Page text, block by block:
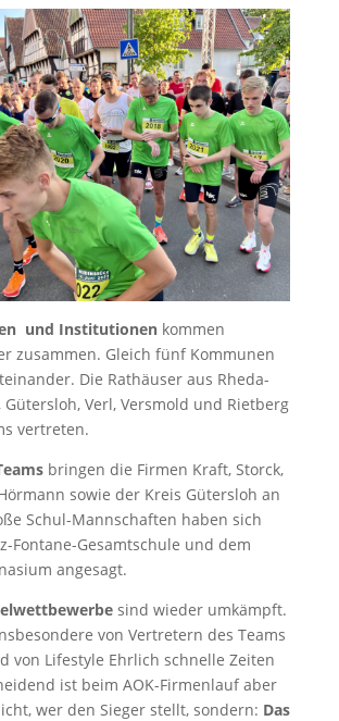
und Institutionenkommen
zusammen. Gleich fünf Kommunen
Die Rathäuser aus Rheda-
Verl, Versmold und Rietberg
vertreten.
bringen die Firmen Kraft, Storck,
sowie der Kreis Gütersloh an
Schul-Mannschaften haben sich
Fontane-Gesamtschule und dem
angesagt.
sind wieder umkämpft.
von Vertretern des Teams
von Lifestyle Ehrlich schnelle Zeiten
ist beim AOK-Firmenlauf aber
wer den Sieger stellt, sondern: Das